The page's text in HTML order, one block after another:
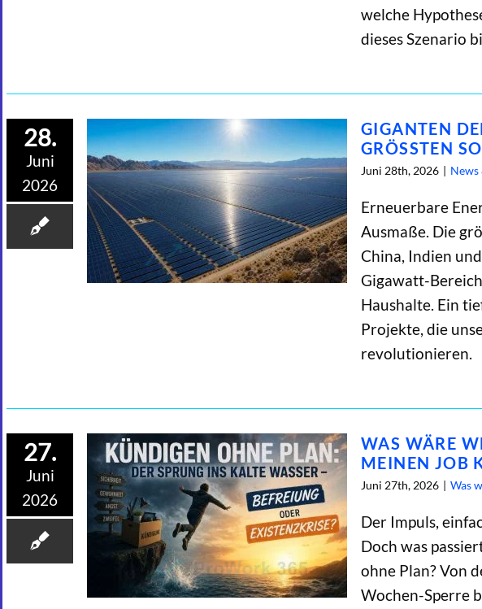
welche
dieses Szenario
28.
Juni
2026
GIGANTEN
GRÖSSTEN
Juni 28th, 2026 |
Erneuerbare
Ausmaße. Die
China, Indien
Gigawatt-
Haushalte. Ein
Projekte, die
revolutionieren.
27.
Juni
2026
WAS WÄRE
MEINEN JOB
Juni 27th, 2026 | Was
Der Impuls,
Doch was
ohne Plan? Von
Wochen-Sperre